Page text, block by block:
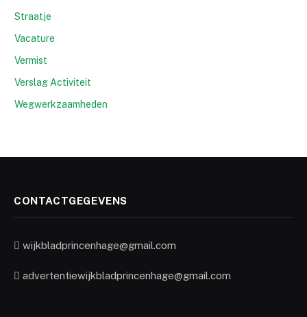
Straatje
Vacature
Vermist
Verslag Activiteit
Wegwerkzaamheden
CONTACTGEGEVENS
wijkbladprincenhage@gmail.com
advertentiewijkbladprincenhage@gmail.com